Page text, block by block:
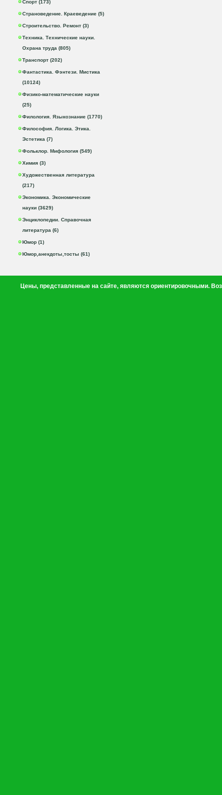
Спорт (173)
Страноведение. Краеведение (5)
Строительство. Ремонт (3)
Техника. Технические науки.
Охрана труда (805)
Транспорт (202)
Фантастика. Фэнтези. Мистика
(10124)
Физико-математические науки
(25)
Филология. Языкознание (1770)
Философия. Логика. Этика.
Эстетика (7)
Фольклор. Мифология (549)
Химия (3)
Художественная литература
(217)
Экономика. Экономические
науки (3629)
Энциклопедии. Справочная
литература (6)
Юмор (1)
Юмор,анекдоты,тосты (61)
Цены, представленные на сайте, являются ориентировочными.